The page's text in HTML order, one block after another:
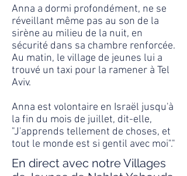
Anna a dormi profondément, ne se
réveillant même pas au son de la
sirène au milieu de la nuit, en
sécurité dans sa chambre renforcée.
Au matin, le village de jeunes lui a
trouvé un taxi pour la ramener à Tel
Aviv.
Anna est volontaire en Israël jusqu'à
la fin du mois de juillet, dit-elle,
"J'apprends tellement de choses, et
tout le monde est si gentil avec moi"."
En direct avec notre Villages